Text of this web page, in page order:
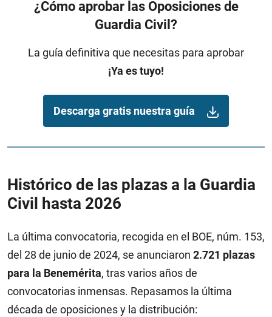
¿Cómo aprobar las Oposiciones de
Guardia Civil?
La guía definitiva que necesitas para aprobar
¡Ya es tuyo!
Descarga gratis nuestra guía
Histórico de las plazas a la Guardia
Civil hasta 2026
La última convocatoria, recogida en el BOE, núm. 153,
del 28 de junio de 2024, se anunciaron 2.721 plazas
para la Benemérita, tras varios años de
convocatorias inmensas. Repasamos la última
década de oposiciones y la distribución: